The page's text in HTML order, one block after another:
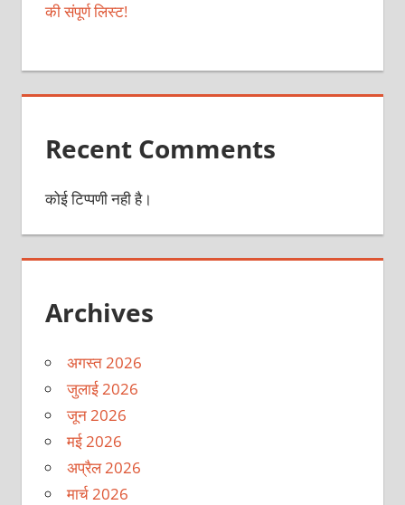
की संपूर्ण लिस्ट!
Recent Comments
कोई टिप्पणी नही है।
Archives
अगस्त 2026
जुलाई 2026
जून 2026
मई 2026
अप्रैल 2026
मार्च 2026